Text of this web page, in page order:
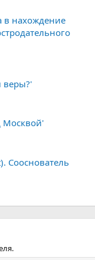
в нахождение
веры?'
Москвой'
Сооснователь